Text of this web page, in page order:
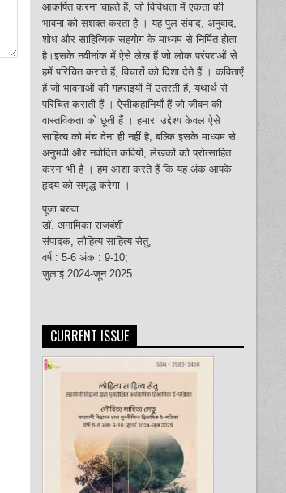
आकर्षित करना चाहते हैं, जो विविधता में एकता की
भावना को सशक्त करता है । यह पुल संवाद, अनुवाद,
शोध और साहित्यिक सहयोग के माध्यम से निर्मित होता
है।इसके नवीनांक में ऐसे लेख हैं जो लोक परंपराओं से
हमें परिचित कराते हैं, विचारों को दिशा देते हैं । कविताएँ
हैं जो भावनाओं की गहराइयों में उतरती हैं, यथार्थ से
परिचित कराती हैं । ऐसीकहानियाँ हैं जो जीवन की
वास्तविकता को छूती हैं । हमारा उद्देश्य केवल ऐसे
साहित्य को मंच देना ही नहीं है, बल्कि इसके माध्यम से
अनुभवी और नवोदित कवियों, लेखकों को प्रोत्साहित
करना भी है । हम आशा करते हैं कि यह अंक आपके
हृदय को समृद्ध करेगा ।
पूजा बरुवा
डॉ. अनामिका राजबंशी
संपादक, लौहित्य साहित्य सेतु,
वर्ष : 5-6 अंक : 9-10;
जुलाई 2024-जून 2025
CURRENT ISSUE